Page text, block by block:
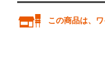
この商品は、